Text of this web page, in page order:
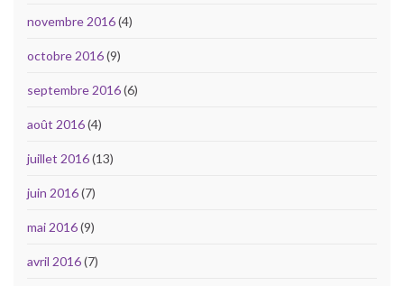
novembre 2016(4)
octobre 2016(9)
septembre 2016(6)
août 2016(4)
juillet 2016(13)
juin 2016(7)
mai 2016(9)
avril 2016(7)